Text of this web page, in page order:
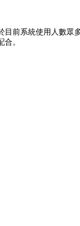
目前系統使用人數眾
。